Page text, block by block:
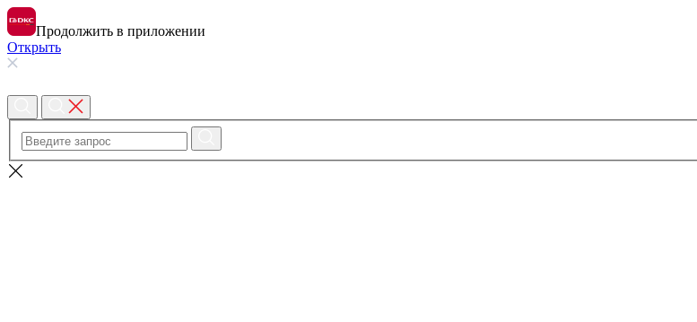
Продолжить в приложении
Открыть